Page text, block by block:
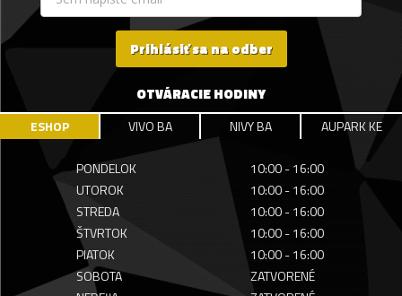
Prihlásiť sa na odber
OTVÁRACIE HODINY
ESHOP VIVO BA NIVY BA AUPARK KE
PONDELOK
10:00 - 16:00
UTOROK
10:00 - 16:00
STREDA
10:00 - 16:00
ŠTVRTOK
10:00 - 16:00
PIATOK
10:00 - 16:00
SOBOTA
ZATVORENÉ